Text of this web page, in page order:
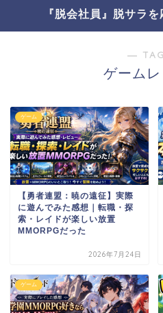
『脱会社員』脱サラ
―
ゲーム
ゲーム
【勇者連盟：暁の遠征】実際
に遊んでみた感想｜転職・探
索・レイドが楽しい放置
MMORPGだった
2026年7月24日
ゲーム